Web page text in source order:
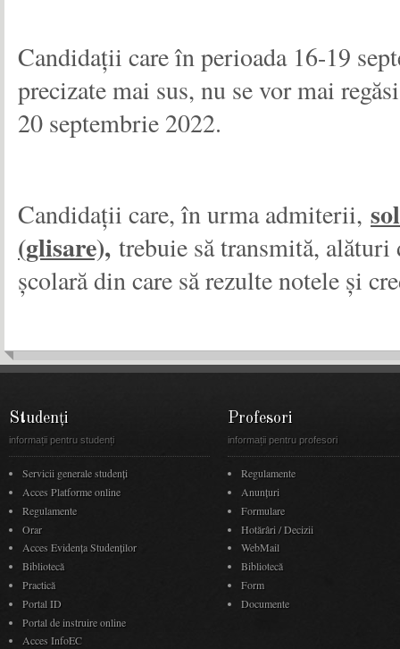
Candidații care în perioada 16-19
precizate mai sus, nu se vor mai
20 septembrie 2022.
Candidații care, în urma admiterii,
(glisare), trebuie să transmită,
școlară din care să rezulte notele și
Studenți
informații pentru studenți
Servicii generale studenți
Acces Platforme online
Regulamente
Orar
Acces Evidenţa Studenţilor
Bibliotecă
Practică
Portal ID
Portal de instruire online
Acces InfoEC
Profesori
informații pentru profesori
Regulamente
Anunţuri
Formulare
Hotărâri / Decizii
WebMail
Bibliotecă
Form
Documente